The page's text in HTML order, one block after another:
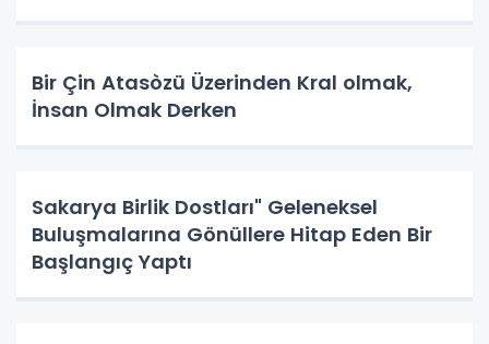
Bir Çin Atasòzü Üzerinden Kral olmak,
İnsan Olmak Derken
Sakarya Birlik Dostları" Geleneksel
Buluşmalarına Gönüllere Hitap Eden Bir
Başlangıç Yaptı